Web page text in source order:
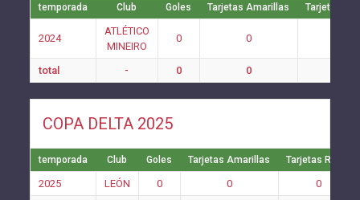
temporada Club Goles Tarjetas Amarillas Tarjetas
2024
ATLÉTICO
MINEIRO
0 0
total - 0 0
COPA DELTA 2025
temporada Club Goles Tarjetas Amarillas Tarjetas Rojas
2025 LEÓN 0 0
0